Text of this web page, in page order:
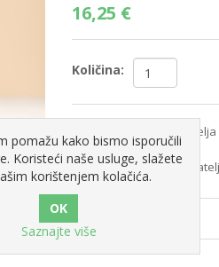
16,25 €
Količina:
Dodajte na popis želja
Pošaljite e-mail
pomažu kako bismo isporučili
Koristeći naše usluge, slažete
korištenjem kolačića.
Saznajte više